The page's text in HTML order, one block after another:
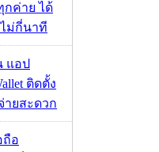
กค่าย ได้
ม่กี่นาที
แอป
ติดตั้ง
ายสะดวก
ถือ